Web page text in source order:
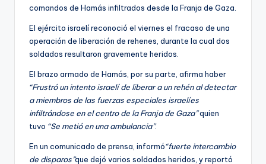
comandos de Hamás infiltrados desde la Franja de Gaza.
El ejército israelí reconoció el viernes el fracaso de una
operación de liberación de rehenes, durante la cual dos
soldados resultaron gravemente heridos.
El brazo armado de Hamás, por su parte, afirma haber
“Frustró un intento israelí de liberar a un rehén al detectar
a miembros de las fuerzas especiales israelíes
infiltrándose en el centro de la Franja de Gaza”quien
tuvo “Se metió en una ambulancia”.
En un comunicado de prensa, informó“fuerte intercambio
de disparos”que dejó varios soldados heridos, y reportó